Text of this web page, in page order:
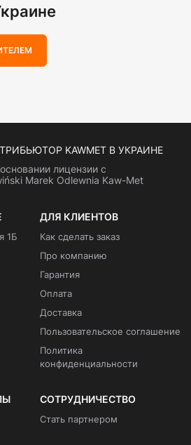
KAWMET В УКРАИНЕ
лицензии с
Marek Odlewnia Kaw-Met
1Б
ДЛЯ КЛИЕНТОВ
Как сделать заказ
Про компанию
Гарантия
Оплата
Доставка
Пользовательское соглашение
Политика
конфиденциальности
СОТРУДНИЧЕСТВО
Стать партнером